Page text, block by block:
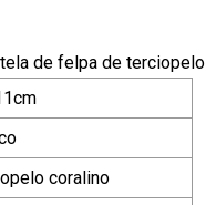
de felpa de
coralino